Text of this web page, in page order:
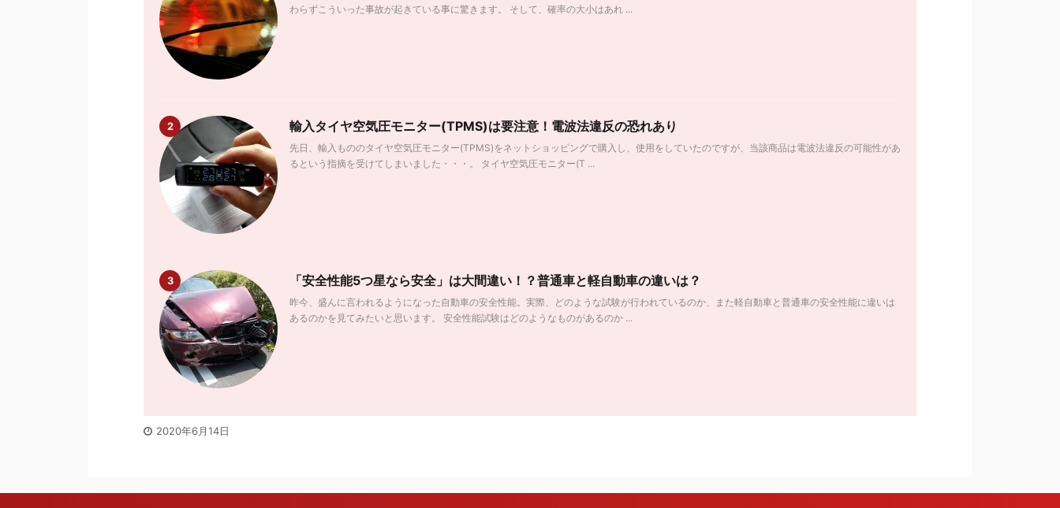
わらずこういった事故が起きている事に驚きます。 そして、確率の大小はあれ ...
2 輸入タイヤ空気圧モニター(TPMS)は要注意！電波法違反の恐れあり
先日、輸入もののタイヤ空気圧モニター(TPMS)をネットショッピングで購入し、使用をしていたのですが、当該商品は電波法違反の可能性があ
るという指摘を受けてしまいました・・・。 タイヤ空気圧モニター(T ...
3 「安全性能5つ星なら安全」は大間違い！？普通車と軽自動車の違いは？
昨今、盛んに言われるようになった自動車の安全性能。実際、どのような試験が行われているのか、また軽自動車と普通車の安全性能に違いは
あるのかを見てみたいと思います。 安全性能試験はどのようなものがあるのか ...
2020年6月14日